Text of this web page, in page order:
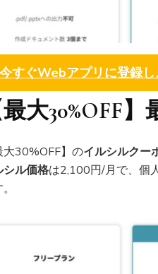
今すぐWebアプリに登録し
最大30%OFF
大30%OFF】のイルシルクー
シル価格は2,100円/月で、個